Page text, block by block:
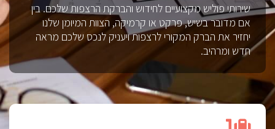
שירותי פוליש מקצועיים לחידוש והברקת הרצפות שלכם. בין
אם מדובר בשיש, פרקט או קרמיקה, הצוות המיומן שלנו
יחזיר את הברק המקורי לרצפות ויעניק לנכס שלכם מראה
חדש ומרהיב.